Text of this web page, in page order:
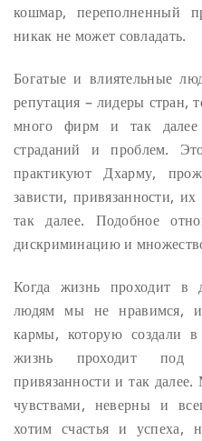
кошмар, переполненный
никак не может совладать.
Богатые и влиятельные
репутация – лидеры стран,
много фирм и так
страданий и проблем.
практикуют Дхарму,
зависти, привязанности,
так далее. Подобное
дискриминацию и
Когда жизнь проходит в
людям мы не нравимся,
кармы, которую создали
жизнь проходит под
привязанности и так
чувствами, неверны и
хотим счастья и успеха,